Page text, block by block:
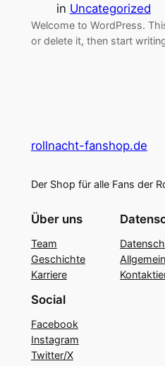
in Uncategorized
Welcome to WordPress.
or delete it, then start
rollnacht-fanshop.de
Der Shop für alle Fans der
Über uns
Team
Geschichte
Karriere
Social
Facebook
Instagram
Twitter/X